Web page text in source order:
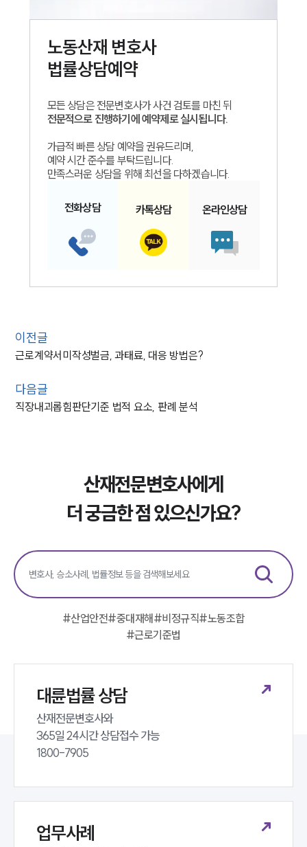
노동산재 변호사
법률상담예약
모든 상담은 전문변호사가 사건 검토를 마친 뒤
전문적으로 진행하기에 예약제로 실시됩니다.
가급적 빠른 상담 예약을 권유드리며,
예약 시간 준수를 부탁드립니다.
만족스러운 상담을 위해 최선을 다하겠습니다.
전화상담 카톡상담 온라인상담
이전글
근로계약서미작성벌금, 과태료, 대응 방법은?
다음글
직장내괴롭힘판단기준 법적 요소, 판례 분석
산재전문변호사에게
더 궁금한 점 있으신가요?
#산업안전#중대재해 #비정규직#노동조합
#근로기준법
대륜법률 상담
산재전문변호사와
365일 24시간 상담접수 가능
1800-7905
업무사례